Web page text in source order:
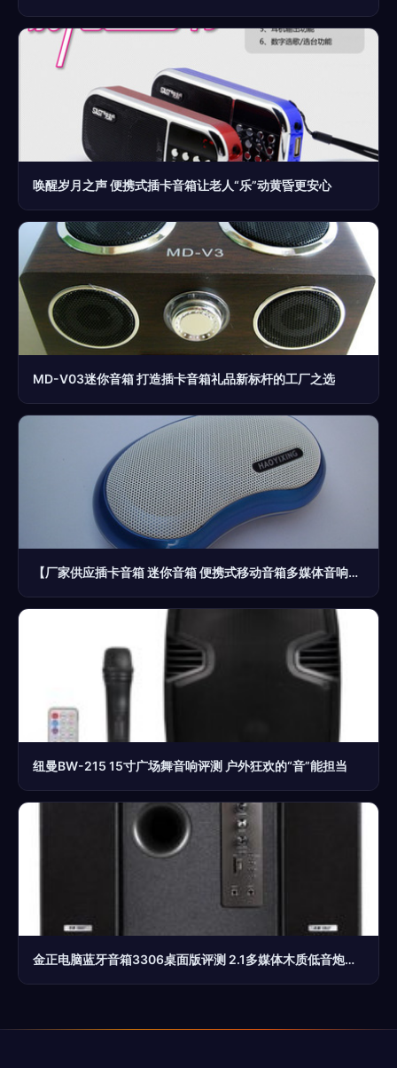
唤醒岁月之声 便携式插卡音箱让老人“乐”动黄昏更安心
MD-V03迷你音箱 打造插卡音箱礼品新标杆的工厂之选
【厂家供应插卡音箱 迷你音箱 便携式移动音箱多媒体音响】价格,厂家,图片,拉杆音箱/移动音箱,莫闪光(个体经营)-
纽曼BW-215 15寸广场舞音响评测 户外狂欢的“音”能担当
金正电脑蓝牙音箱3306桌面版评测 2.1多媒体木质低音炮，家庭娱乐新选择